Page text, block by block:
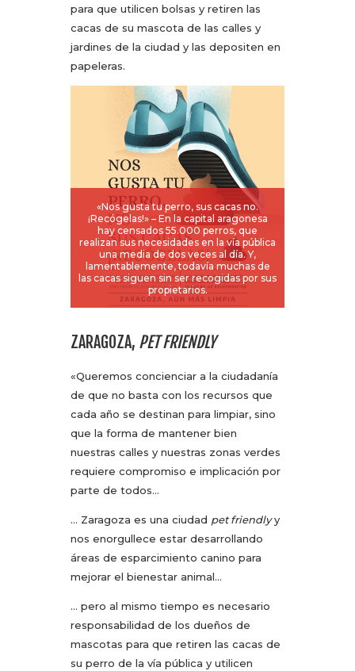
para que utilicen bolsas y retiren las
cacas de su mascota de las calles y
jardines de la ciudad y las depositen en
papeleras.
«Nos gusta tu perro, sus cacas no.
¡Recógelas!» – En la capital aragonesa
hay censados 55.000 perros, que
realizan sus necesidades en la vía pública
una media de dos veces al día. Y,
lamentablemente, todavía muchas de
las cacas siguen sin ser recogidas por sus
propietarios.
ZARAGOZA, PET FRIENDLY
«Queremos concienciar a la ciudadanía
de que no basta con los recursos que
cada año se destinan para limpiar, sino
que la forma de mantener bien
nuestras calles y nuestras zonas verdes
requiere compromiso e implicación por
parte de todos…
… Zaragoza es una ciudad pet friendlyy
nos enorgullece estar desarrollando
áreas de esparcimiento canino para
mejorar el bienestar animal…
… pero al mismo tiempo es necesario
responsabilidad de los dueños de
mascotas para que retiren las cacas de
su perro de la vía pública y utilicen